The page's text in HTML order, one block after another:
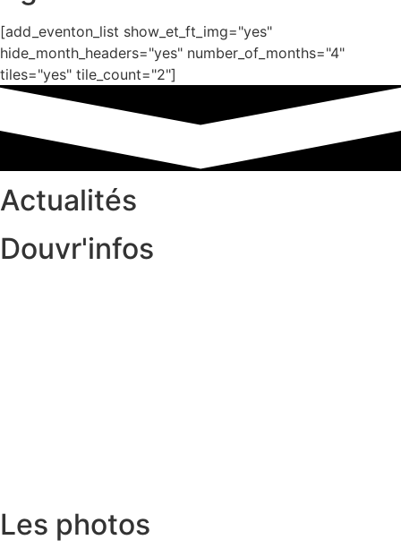
[add_eventon_list show_et_ft_img="yes"
hide_month_headers="yes" number_of_months="4"
tiles="yes" tile_count="2"]
Actualités
Douvr'infos
Les photos